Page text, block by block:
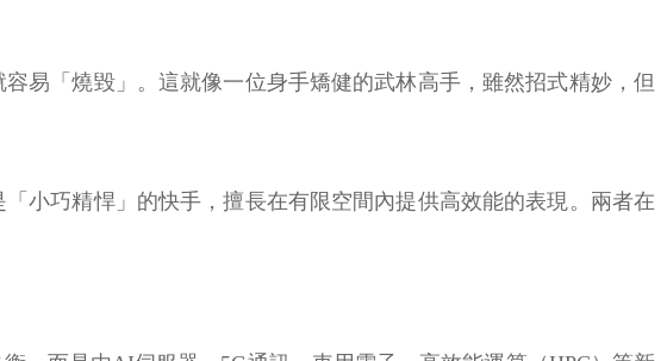
易「燒毀」。這就像一位身手矯健的武林高手，雖然招式精妙，但
小巧精悍」的快手，擅長在有限空間內提供高效能的表現。兩者在